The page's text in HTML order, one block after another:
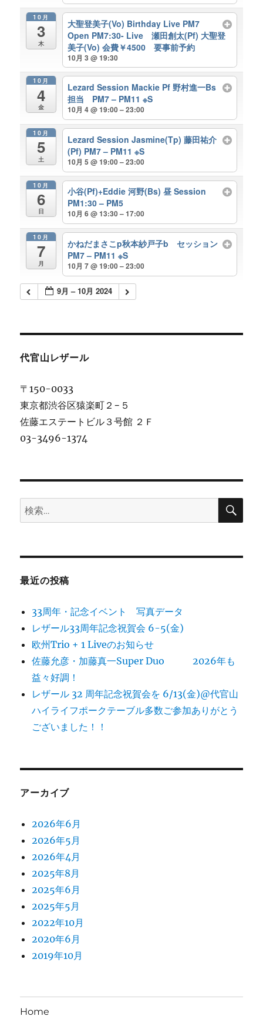
10月
3
木
大聖登美子(Vo) Birthday Live PM7
Open PM7:30- Live 瀬田創太(Pf) 大聖登
美子(Vo) 会費￥4500 要事前予約
10月 3 @ 19:30
10月
4
金
Lezard Session Mackie Pf 野村進一Bs
担当 PM7 – PM11 ※S
10月 4 @ 19:00 – 23:00
10月
5
土
Lezard Session Jasmine(Tp) 藤田祐介
(Pf) PM7 – PM11 ※S
10月 5 @ 19:00 – 23:00
10月
6
日
小谷(Pf)+Eddie 河野(Bs) 昼 Session
PM1:30 – PM5
10月 6 @ 13:30 – 17:00
10月
7
月
かねだまさこp秋本紗戸子b セッション
PM7 – PM11 ※S
10月 7 @ 19:00 – 23:00
9月 – 10月 2024
代官山レザール
〒150-0033
東京都渋谷区猿楽町２−５
佐藤エステートビル３号館 ２Ｆ
03-3496-1374
検
索:
検
最近の投稿
33周年・記念イベント 写真データ
レザール33周年記念祝賀会 6-5(金)
欧州Trio + 1 Liveのお知らせ
佐藤允彦・加藤真一Super Duo 2026年も
益々好調！
レザール 32 周年記念祝賀会を 6/13(金)@代官山
ハイライフポークテーブル多数ご参加ありがとう
ございました！！
アーカイブ
2026年6月
2026年5月
2026年4月
2025年8月
2025年6月
2025年5月
2022年10月
2020年6月
2019年10月
Home